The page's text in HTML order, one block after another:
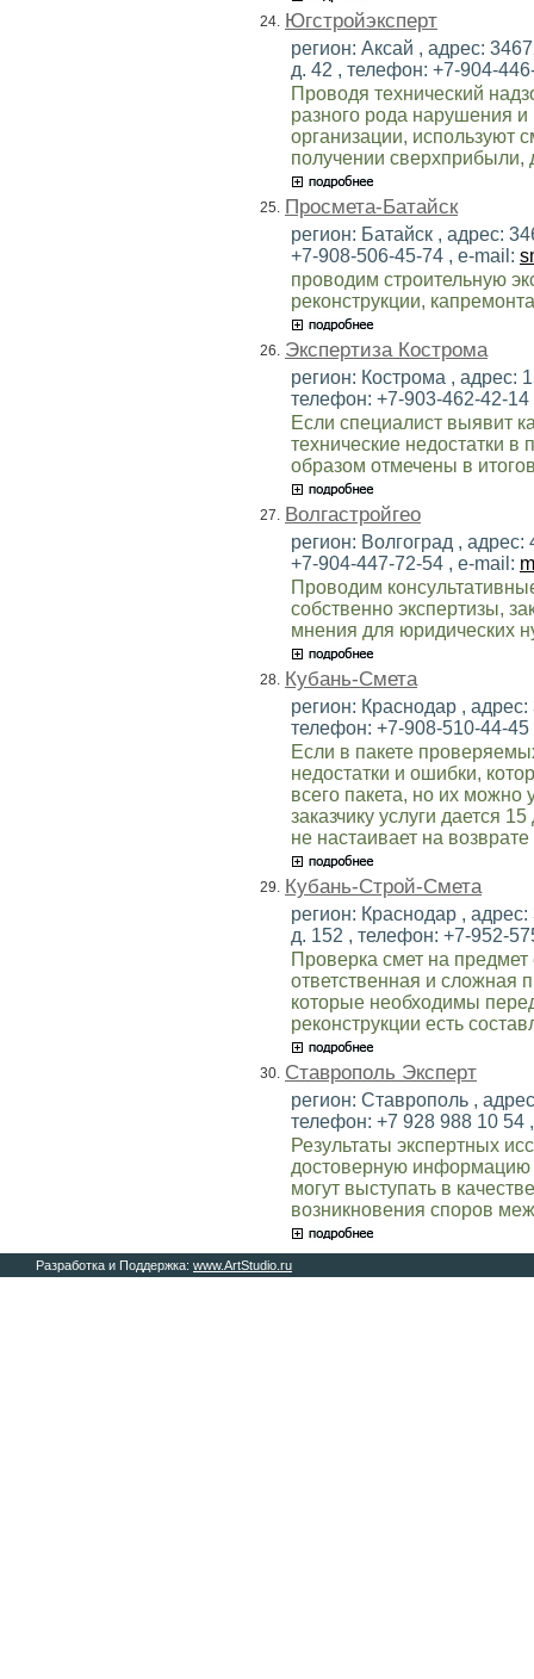
24. Югстройэксперт
регион: Аксай , адрес:
д. 42 , телефон: +7-904-
Проводя технический
разного рода нарушения
организации, используют
получении сверхприбыли,
25. Просмета-Батайск
регион: Батайск , адрес:
+7-908-506-45-74 , e-mail:
проводим строительную
реконструкции,
26. Экспертиза Кострома
регион: Кострома , адрес:
телефон: +7-903-462-42-
Если специалист выявит
технические недостатки
образом отмечены в
27. Волгастройгео
регион: Волгоград ,
+7-904-447-72-54 , e-mail:
Проводим
собственно экспертизы,
мнения для юридических
28. Кубань-Смета
регион: Краснодар ,
телефон: +7-908-510-44-
Если в пакете
недостатки и ошибки,
всего пакета, но их можно
заказчику услуги дается
не настаивает на
29. Кубань-Строй-Смета
регион: Краснодар ,
д. 152 , телефон: +7-952-
Проверка смет на предмет
ответственная и
которые необходимы
реконструкции есть
30. Ставрополь Эксперт
регион: Ставрополь ,
телефон: +7 928 988 10 54
Результаты экспертных
достоверную информацию
могут выступать в
возникновения споров
Разработка и Поддержка: www.ArtStudio.ru